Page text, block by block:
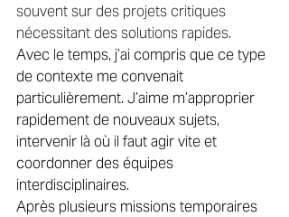
souvent sur des projets critiques
nécessitant des solutions rapides.
Avec le temps, j’ai compris que ce type
de contexte me convenait
particulièrement. J’aime m’approprier
rapidement de nouveaux sujets,
intervenir là où il faut agir vite et
coordonner des équipes
interdisciplinaires.
Après plusieurs missions temporaires